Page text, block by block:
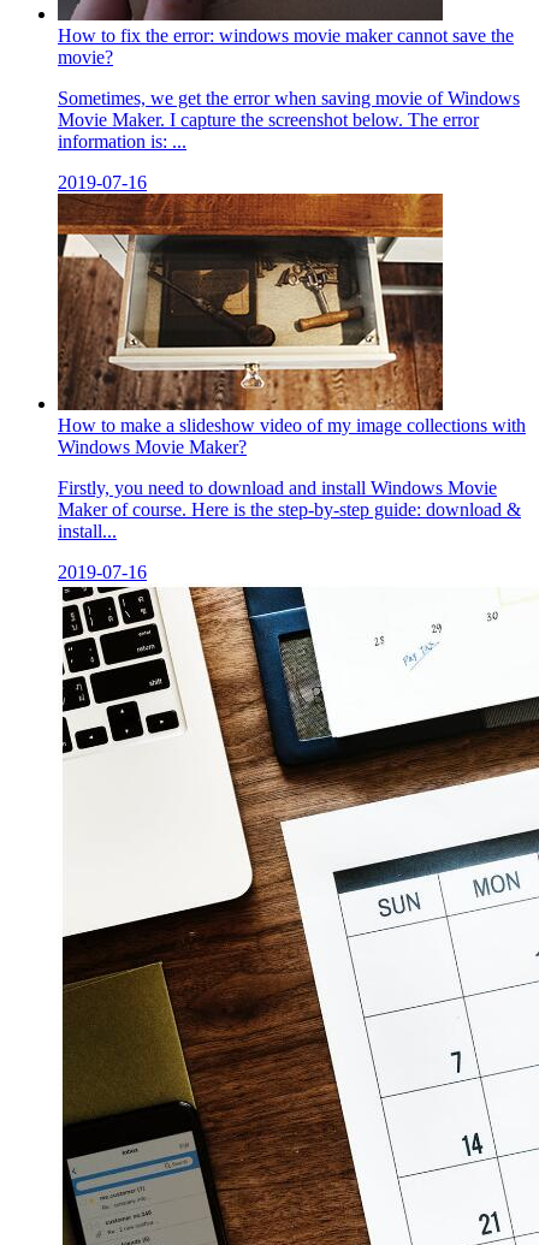
How to fix the error: windows movie maker cannot save the
movie?
Sometimes, we get the error when saving movie of Windows
Movie Maker. I capture the screenshot below. The error
information is: ...
2019-07-16
How to make a slideshow video of my image collections with
Windows Movie Maker?
Firstly, you need to download and install Windows Movie
Maker of course. Here is the step-by-step guide: download &
install...
2019-07-16